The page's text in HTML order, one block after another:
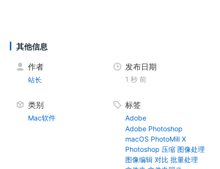
其他信息
作者
站长
发布日期
1 秒 前
类别
Mac软件
标签
Adobe
Adobe Photoshop
macOS PhotoMill X
Photoshop 压缩 图像处理
图像编辑 对比 批量处理